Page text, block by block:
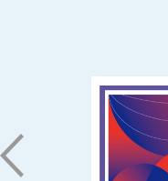
71005 台南
06-2533131